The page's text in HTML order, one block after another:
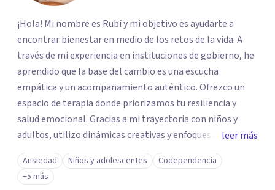
¡Hola! Mi nombre es Rubí y mi objetivo es ayudarte a
encontrar bienestar en medio de los retos de la vida. A
través de mi experiencia en instituciones de gobierno, he
aprendido que la base del cambio es una escucha
empática y un acompañamiento auténtico. ​Ofrezco un
espacio de terapia donde priorizamos tu resiliencia y
salud emocional. Gracias a mi trayectoria con niños y
adultos, utilizo dinámicas creativas y enfoques adaptados
a tus necesidades específicas. Estoy aquí para escucharte
y brindarte las herramientas necesarias para fortalecer
tu paz mental.
leer más
Ansiedad Niños y adolescentes
Codependencia
+5 más